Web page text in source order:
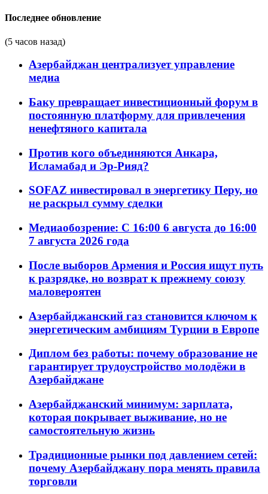
Последнее обновление
(5 часов назад)
Азербайджан централизует управление
медиа
Баку превращает инвестиционный форум в
постоянную платформу для привлечения
ненефтяного капитала
Против кого объединяются Анкара,
Исламабад и Эр-Рияд?
SOFAZ инвестировал в энергетику Перу, но
не раскрыл сумму сделки
Медиаобозрение: С 16:00 6 августа до 16:00
7 августа 2026 года
После выборов Армения и Россия ищут путь
к разрядке, но возврат к прежнему союзу
маловероятен
Азербайджанский газ становится ключом к
энергетическим амбициям Турции в Европе
Диплом без работы: почему образование не
гарантирует трудоустройство молодёжи в
Азербайджане
Азербайджанский минимум: зарплата,
которая покрывает выживание, но не
самостоятельную жизнь
Традиционные рынки под давлением сетей:
почему Азербайджану пора менять правила
торговли